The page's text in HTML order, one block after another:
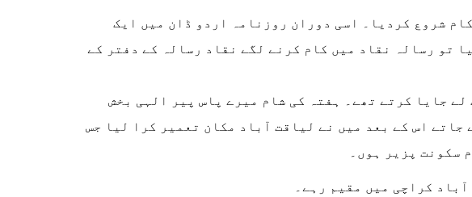
شروع کردیا۔ اسی دوران روزنامہ اردو ڈان میں ایک
تو رسالہ نقاد میں کام کرنے لگے نقاد رسالہ کے دفتر کے
جایا کرتے تھے۔ ہفتہ کی شام میرے پاس پیر الہی بخش
جاتے اس کے بعد میں نے لیاقت آباد مکان تعمیر کرا لیا جس
سکونت پزیر ہوں۔